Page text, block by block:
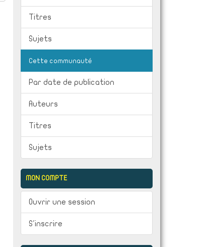
Titres
Sujets
Cette communauté
Par date de publication
Auteurs
Titres
Sujets
MON COMPTE
Ouvrir une session
S'inscrire